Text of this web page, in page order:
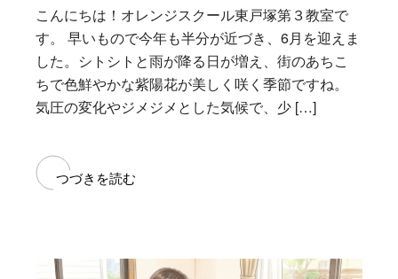
こんにちは！オレンジスクール東戸塚第３教室で
す。 早いもので今年も半分が近づき、6月を迎えま
した。シトシトと雨が降る日が増え、街のあちこ
ちで色鮮やかな紫陽花が美しく咲く季節ですね。
気圧の変化やジメジメとした気候で、少 […]
つづきを読む